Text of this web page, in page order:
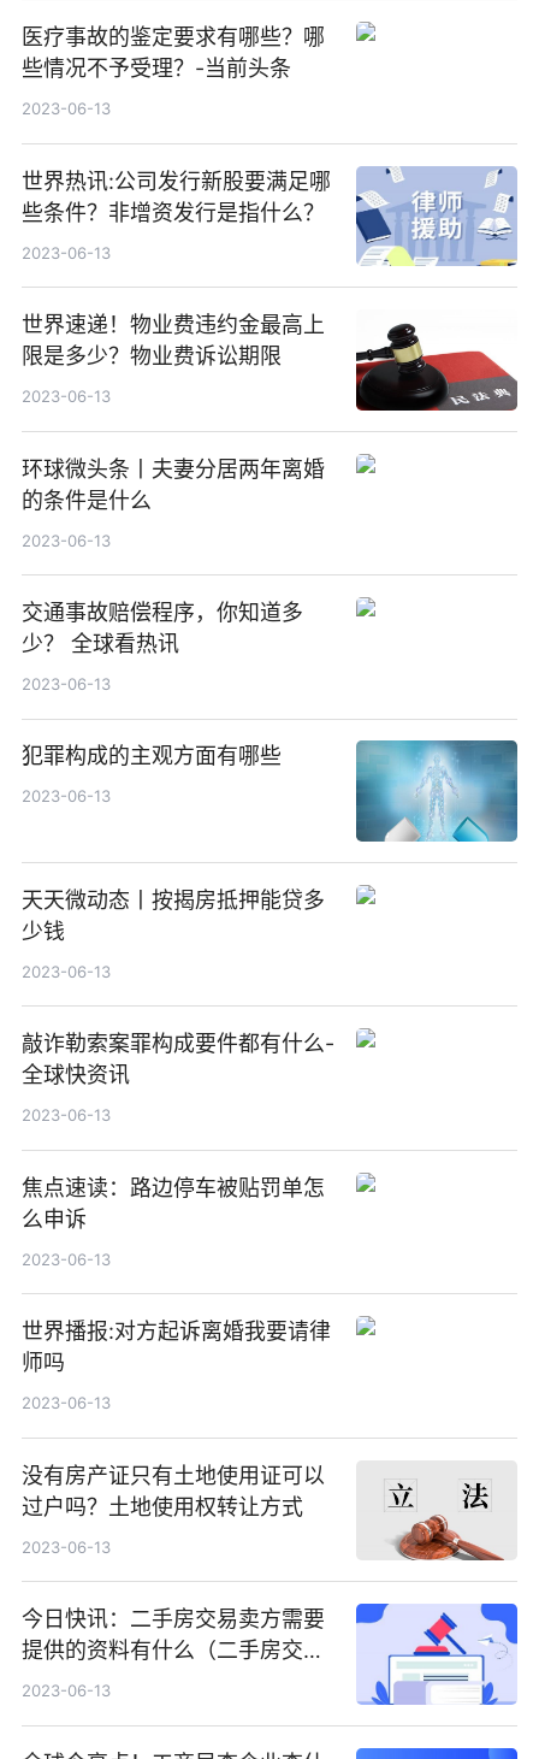
医疗事故的鉴定要求有哪些？哪
些情况不予受理？-当前头条
2023-06-13
世界热讯:公司发行新股要满足哪
些条件？非增资发行是指什么？
2023-06-13
世界速递！物业费违约金最高上
限是多少？物业费诉讼期限
2023-06-13
环球微头条丨夫妻分居两年离婚
的条件是什么
2023-06-13
交通事故赔偿程序，你知道多
少？ 全球看热讯
2023-06-13
犯罪构成的主观方面有哪些
2023-06-13
天天微动态丨按揭房抵押能贷多
少钱
2023-06-13
敲诈勒索案罪构成要件都有什么-
全球快资讯
2023-06-13
焦点速读：路边停车被贴罚单怎
么申诉
2023-06-13
世界播报:对方起诉离婚我要请律
师吗
2023-06-13
没有房产证只有土地使用证可以
过户吗？土地使用权转让方式
2023-06-13
今日快讯：二手房交易卖方需要
提供的资料有什么（二手房交易
的过程包括什么）
2023-06-13